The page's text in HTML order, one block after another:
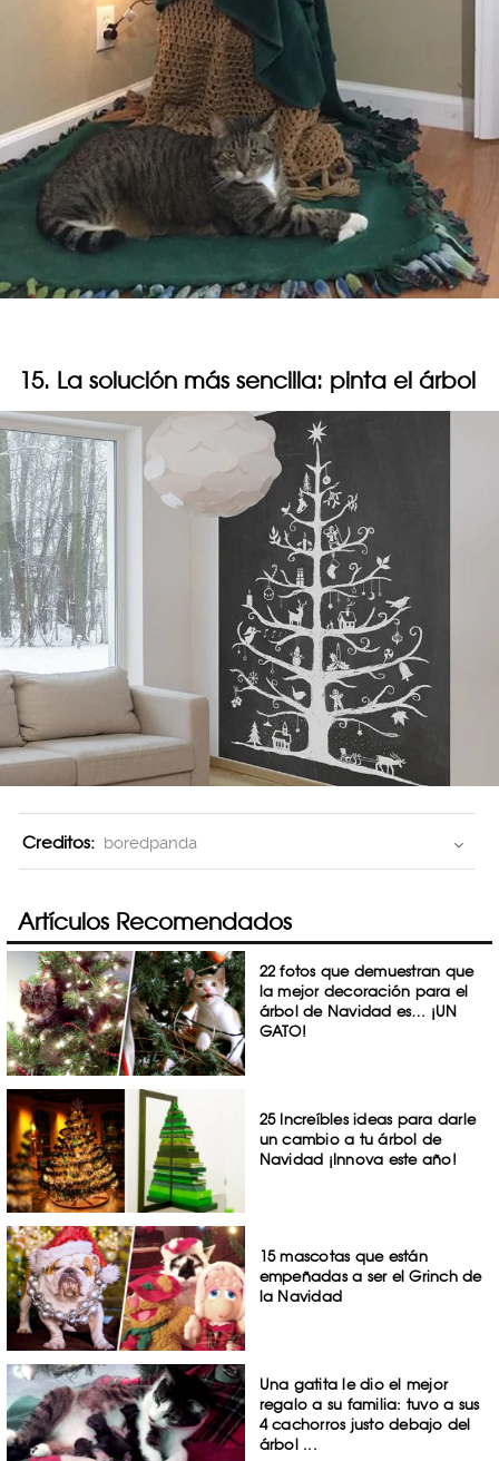
15. La solución más sencilla: pinta el árbol
Creditos: boredpanda
Artículos Recomendados
22 fotos que demuestran que
la mejor decoración para el
árbol de Navidad es… ¡UN
GATO!
25 Increíbles ideas para darle
un cambio a tu árbol de
Navidad ¡Innova este año!
15 mascotas que están
empeñadas a ser el Grinch de
la Navidad
Una gatita le dio el mejor
regalo a su familia: tuvo a sus
4 cachorros justo debajo del
árbol ...